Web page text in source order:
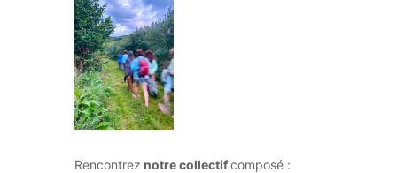
Rencontrez notre collectifcomposé :